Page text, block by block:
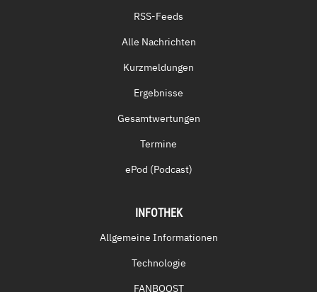
RSS-Feeds
Alle Nachrichten
Kurzmeldungen
Ergebnisse
Gesamtwertungen
Termine
ePod (Podcast)
INFOTHEK
Allgemeine Informationen
Technologie
FANBOOST